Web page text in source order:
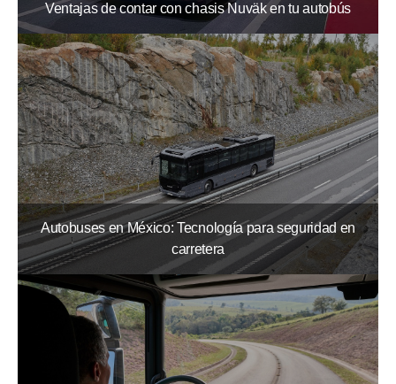
Ventajas de contar con chasis Nuväk en tu autobús
Autobuses en México: Tecnología para seguridad en
carretera